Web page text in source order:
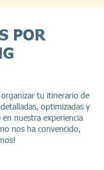
POR
tu itinerario de
optimizadas y
en nuestra experiencia
nos ha convencido,